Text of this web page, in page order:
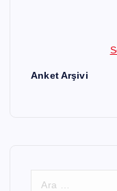
Anket Arşivi